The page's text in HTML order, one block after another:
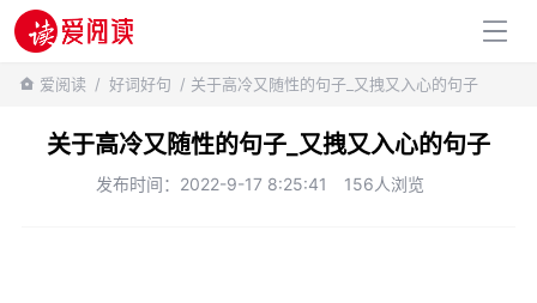
百科知识
爱阅读 / 好词好句 / 关于高冷又随性的句子_又拽又入心的句子
关于高冷又随性的句子_又拽又入心的句子
发布时间：2022-9-17 8:25:41 156人浏览